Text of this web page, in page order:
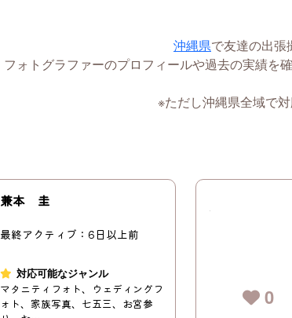
沖縄県で友達の出張
フォトグラファーのプロフィールや過去の実績を
※ただし沖縄県全域で
兼本 圭
最終アクティブ：6日以上前
対応可能なジャンル
マタニティフォト、ウェディングフ
ォト、家族写真、七五三、お宮参
0